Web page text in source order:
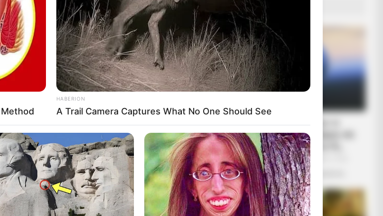
ΔΗΜΟΦΙΛΗ ΑΡΘΡΑ
Ο «Μαύρος Ιππότης» ο
εξωγήινος δορυφόρος σε
τροχιά γύρω από τη Γη...
Πέμπτη, 22 Σεπτεμβρίου 2022, 19:25
Ο «Μαύρος Ιππότης» ο εξωγήινος...
HABERION
A Trail Camera Captures What No One Should See
Ones)
On
BUZZ DAY
What This Snake Does—Experts Say You Can't Unsee It